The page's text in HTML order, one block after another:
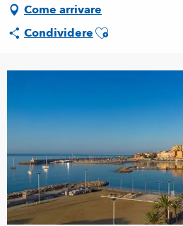
Come arrivare
CondividereAjouter aux favoris